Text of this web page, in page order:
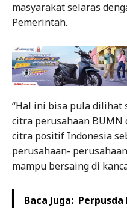
masyarakat selaras
Pemerintah.
“Hal ini bisa pula dilihat
citra perusahaan
citra positif Indonesia
perusahaan-
mampu bersaing di
Baca Juga: